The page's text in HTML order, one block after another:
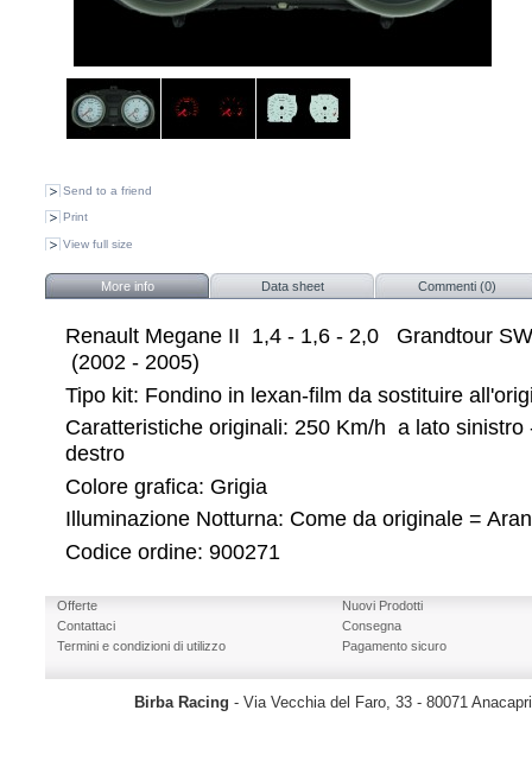
Send to a friend
Print
View full size
More info Data sheet Commenti (0)
Renault Megane II 1,4 - 1,6 - 2,0 Grandtour
(2002 - 2005)
Tipo kit: Fondino in lexan-film da sostituire
Caratteristiche originali: 250 Km/h a lato sinistro
destro
Colore grafica: Grigia
Illuminazione Notturna: Come da originale =
Codice ordine: 900271
Offerte
Nuovi Prodotti
Contattaci
Consegna
Termini e condizioni di utilizzo
Pagamento sicuro
Birba Racing - Via Vecchia del Faro, 33 - 80071